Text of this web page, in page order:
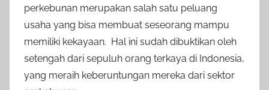
perkebunan merupakan salah satu peluang
usaha yang bisa membuat seseorang mampu
memiliki kekayaan. Hal ini sudah dibuktikan oleh
setengah dari sepuluh orang terkaya di Indonesia,
yang meraih keberuntungan mereka dari sektor